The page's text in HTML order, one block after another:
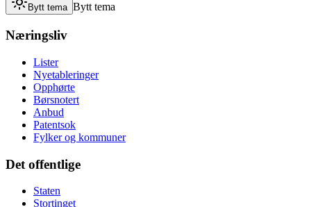
Bytt tema Bytt tema
Næringsliv
Lister
Nyetableringer
Opphørte
Børsnotert
Anbud
Patentsok
Fylker og kommuner
Det offentlige
Staten
Stortinget